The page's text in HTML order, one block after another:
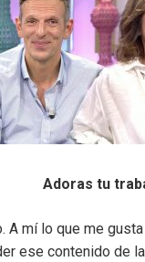
Adoras tu
A mí lo que me
ese contenido de